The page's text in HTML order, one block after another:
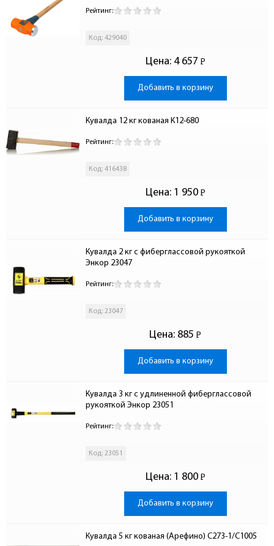
Рейтинг:
Код: 429040
Цена: 4 657 Р
-
Добавить в корзину
Кувалда 12 кг кованая К12-680
Рейтинг:
Код: 416438
Цена: 1 950 Р
-
Добавить в корзину
Кувалда 2 кг с фиберглассовой рукояткой
Энкор 23047
Рейтинг:
Код: 23047
Цена: 885 Р
-
Добавить в корзину
Кувалда 3 кг с удлиненной фиберглассовой
рукояткой Энкор 23051
Рейтинг:
Код: 23051
Цена: 1 800 Р
-
Добавить в корзину
Кувалда 5 кг кованая (Арефино) С273-1/С1005